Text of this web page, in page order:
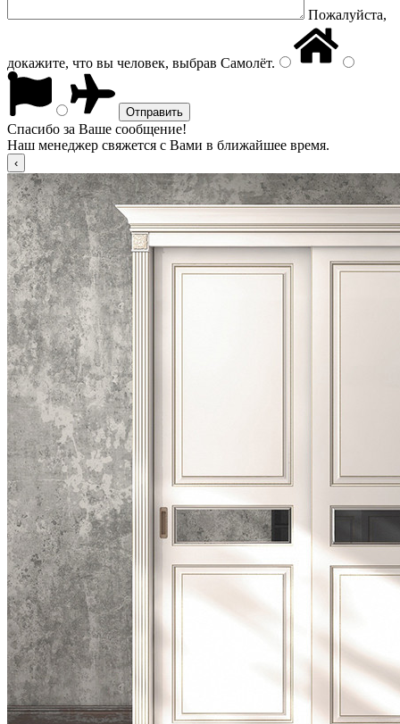
Пожалуйста,
докажите, что вы человек, выбрав Самолёт.
Спасибо за Ваше сообщение!
Наш менеджер свяжется с Вами в ближайшее время.